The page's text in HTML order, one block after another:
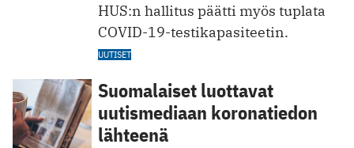
HUS:n hallitus päätti myös tuplata
COVID-19-testikapasiteetin.
UUTISET
Suomalaiset luottavat
uutismediaan koronatiedon
lähteenä